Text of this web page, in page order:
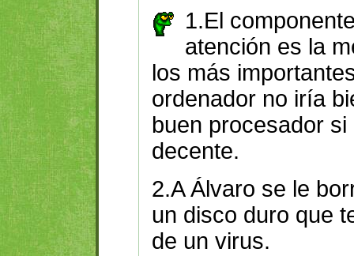
1.El
atención es la
los más
ordenador no iría
buen procesador
decente.
2.A Álvaro se le
un disco duro que
de un virus.